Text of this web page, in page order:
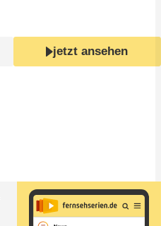
jetzt ansehen